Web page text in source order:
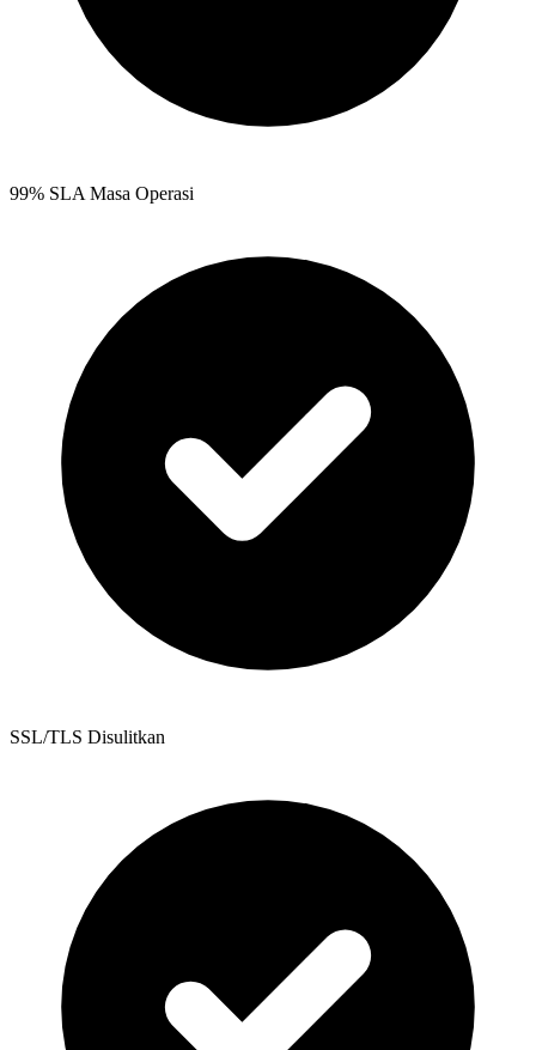
99% SLA Masa Operasi
SSL/TLS Disulitkan